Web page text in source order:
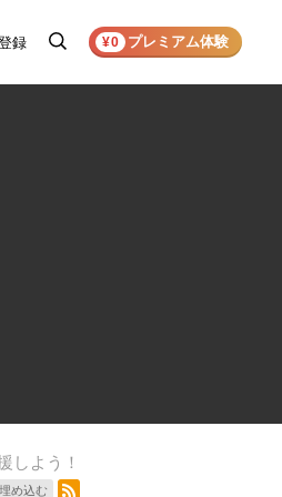
録
検
¥0 プレミアム体験
しよう！
埋め込む